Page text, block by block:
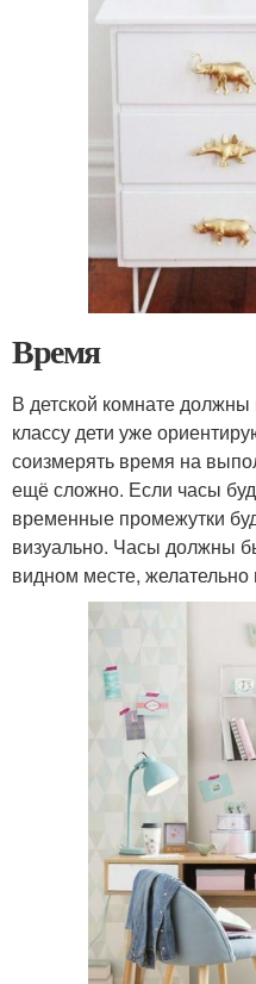
Время
В детской комнате
классу дети уже
соизмерять время на
ещё сложно. Если часы
временные промежутки
визуально. Часы должны
видном месте, желательно